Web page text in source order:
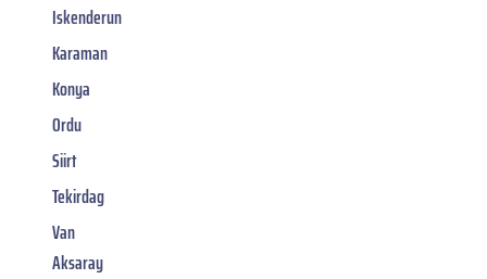
Iskenderun
Karaman
Konya
Ordu
Siirt
Tekirdag
Van
Aksaray